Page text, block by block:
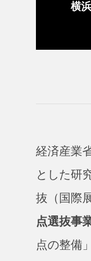
横
経済産業
とした研
抜（国際
点選抜事
点の整備